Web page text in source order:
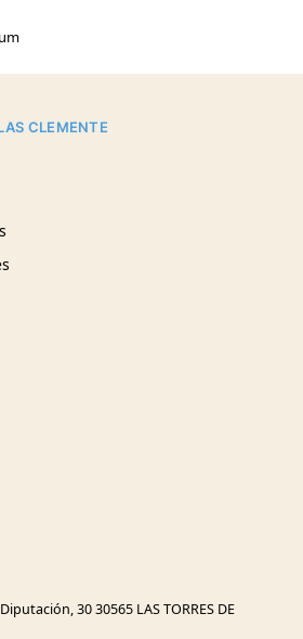
CLEMENTE
30 30565 LAS TORRES DE